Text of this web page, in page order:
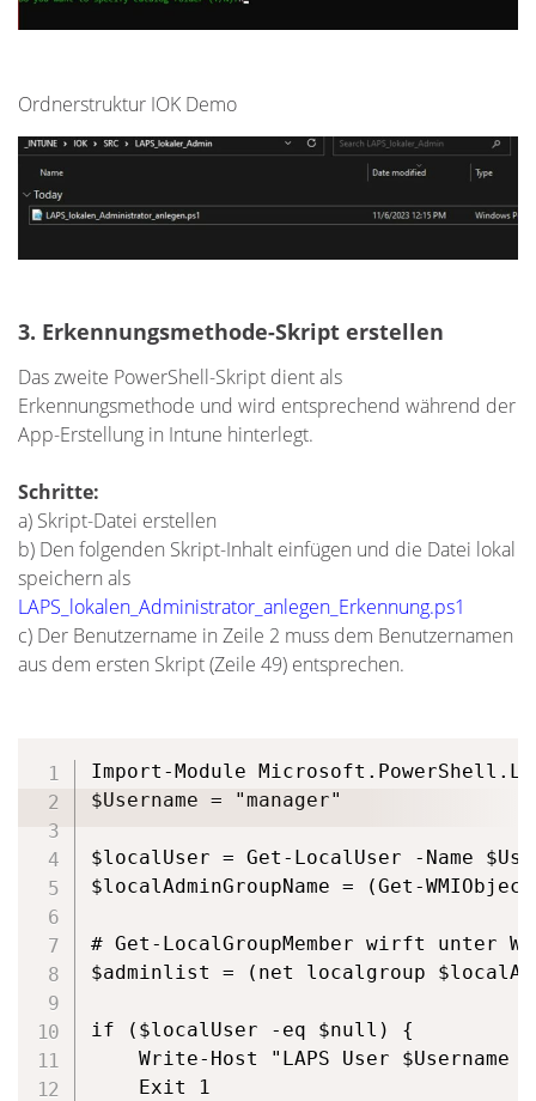
Ordnerstruktur IOK Demo
3. Erkennungsmethode-Skript erstellen
Das zweite PowerShell-Skript dient als
Erkennungsmethode und wird entsprechend während der
App-Erstellung in Intune hinterlegt.
Schritte:
a) Skript-Datei erstellen
b) Den folgenden Skript-Inhalt einfügen und die Datei lokal
speichern als
LAPS_lokalen_Administrator_anlegen_Erkennung.ps1
c) Der Benutzername in Zeile 2 muss dem Benutzernamen
aus dem ersten Skript (Zeile 49) entsprechen.
Import-Module
$Username = "manager"
$localUser = Get-LocalUser -Name
$localAdminGroupName = (Get-
# Get-LocalGroupMember wirft unter
$adminlist = (net localgroup
if ($localUser -eq $null) {
Write-Host "LAPS User $Username
    Exit 1